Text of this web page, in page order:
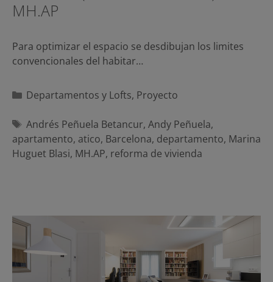
MH.AP
Para optimizar el espacio se desdibujan los limites
convencionales del habitar…
Categorías
Departamentos y Lofts, Proyecto
Etiquetas
Andrés Peñuela Betancur, Andy Peñuela,
apartamento, atico, Barcelona, departamento, Marina
Huguet Blasi, MH.AP, reforma de vivienda